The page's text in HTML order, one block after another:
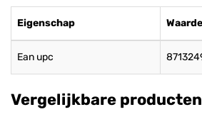
Eigenschap Waarde
Ean upc
Vergelijkbare producten